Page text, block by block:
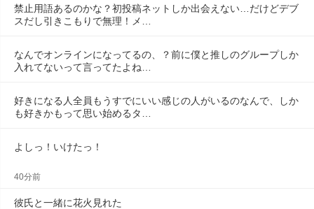
禁止用語あるのかな？初投稿ネットしか出会えない…だけどデブ
スだし引きこもりで無理！メ…
なんでオンラインになってるの、？前に僕と推しのグループしか
入れてないって言ってたよね…
好きになる人全員もうすでにいい感じの人がいるのなんで、しか
も好きかもって思い始めるタ…
よしっ！いけたっ！
40分前
彼氏と一緒に花火見れた